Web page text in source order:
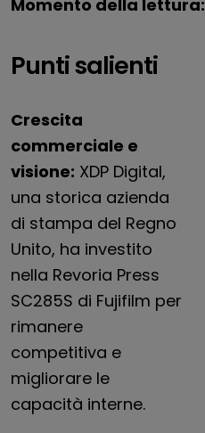
Momento della lettura:
Punti salienti
Crescita
commerciale e
visione: XDP Digital,
una storica azienda
di stampa del Regno
Unito, ha investito
nella Revoria Press
SC285S di Fujifilm per
rimanere
competitiva e
migliorare le
capacità interne.